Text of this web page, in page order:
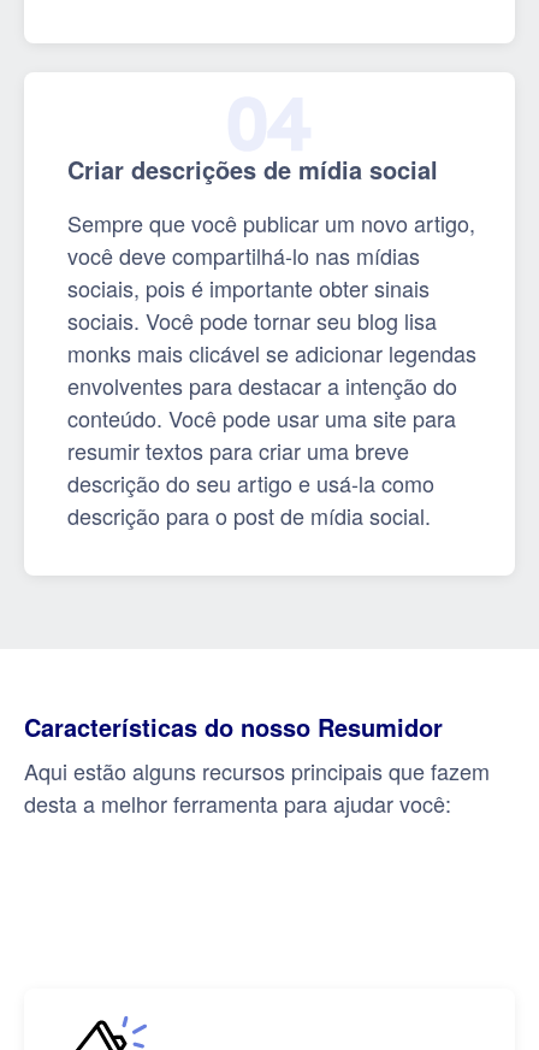
Criar descrições de mídia social
Sempre que você publicar um novo artigo,
você deve compartilhá-lo nas mídias
sociais, pois é importante obter sinais
sociais. Você pode tornar seu blog lisa
monks mais clicável se adicionar legendas
envolventes para destacar a intenção do
conteúdo. Você pode usar uma site para
resumir textos para criar uma breve
descrição do seu artigo e usá-la como
descrição para o post de mídia social.
Características do nosso Resumidor
Aqui estão alguns recursos principais que fazem
desta a melhor ferramenta para ajudar você: